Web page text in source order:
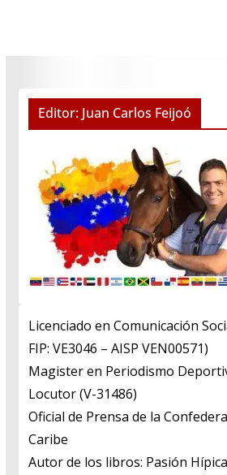
Editor: Juan Carlos Feijoó
Licenciado en Comunicación
FIP: VE3046 – AISP VEN00571)
​Magister en Periodismo
​Locutor (V-31486)
​Oficial de Prensa de la
Caribe
​Autor de los libros: Pasión